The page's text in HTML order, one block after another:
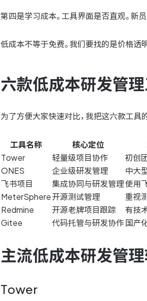
第四是学习成本。工具界面是否直观。新
低成本不等于免费。我们要找的是价格透
六款低成本研发管
为了方便大家快速对比，我把这六款工具
工具名称 核心定位
Tower
轻量级项目协作 初创
ONES
企业级研发管理 中大
飞书项目
集成协同与研发管理使用
MeterSphere开源测试管理 重视
Redmine
开源老牌项目跟踪 有技
Gitee
代码托管与研发协作 国产
主流低成本研发管
Tower